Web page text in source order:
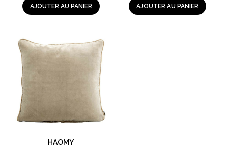
AJOUTER AU PANIER AJOUTER AU PANIER
HAOMY